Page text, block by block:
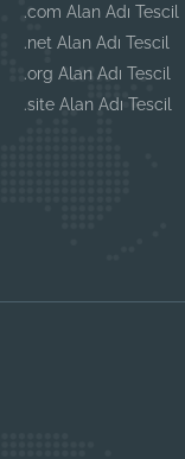
.com Alan Adı Tescil
.net Alan Adı Tescil
.org Alan Adı Tescil
.site Alan Adı Tescil